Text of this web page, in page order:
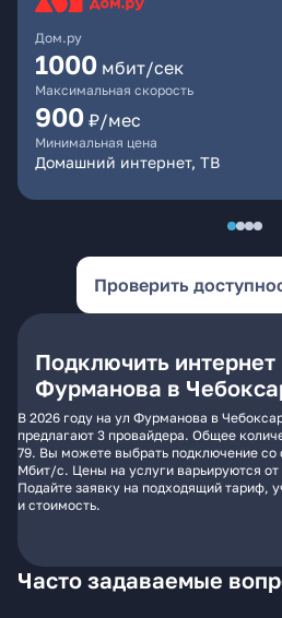
Дом.ру
1000 мбит/сек
Максимальная скорость
900 ₽/мес
Минимальная цена
Домашний интернет, ТВ
Проверить
Подключить интернет
Фурманова в
В 2026 году на ул Фурманова в
предлагают 3 провайдера. Общее
79. Вы можете выбрать подключение со
Мбит/с. Цены на услуги варьируются
Подайте заявку на подходящий тариф,
и стоимость.
Часто задаваемые